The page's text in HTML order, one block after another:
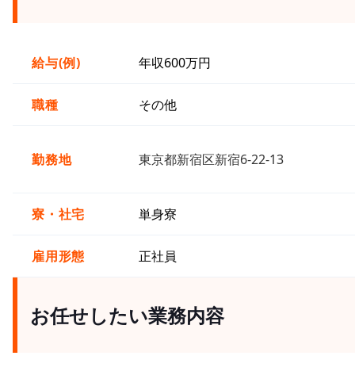
給与(例) 年収600万円
職種 その他
勤務地 東京都新宿区新宿6-22-13
寮・社宅 単身寮
雇用形態 正社員
お任せしたい業務内容